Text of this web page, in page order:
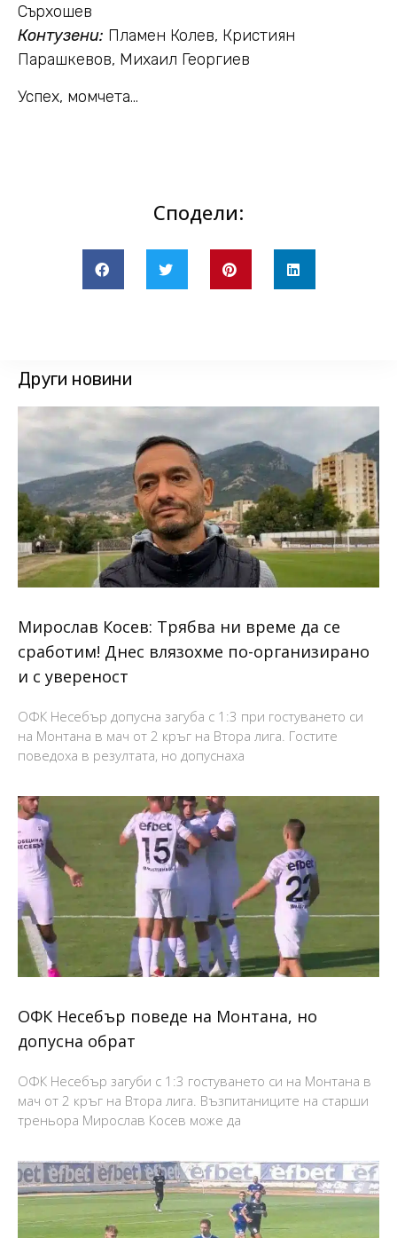
Сърхошев
Контузени: Пламен Колев, Кристиян
Парашкевов, Михаил Георгиев
Успех, момчета…
Сподели:
Други новини
Мирослав Косев: Трябва ни време да се
сработим! Днес влязохме по-организирано
и с увереност
ОФК Несебър допусна загуба с 1:3 при гостуването си
на Монтана в мач от 2 кръг на Втора лига. Гостите
поведоха в резултата, но допуснаха
ОФК Несебър поведе на Монтана, но
допусна обрат
ОФК Несебър загуби с 1:3 гостуването си на Монтана в
мач от 2 кръг на Втора лига. Възпитаниците на старши
треньора Мирослав Косев може да